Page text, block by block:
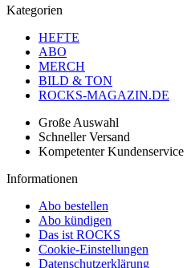
Kategorien
HEFTE
ABO
MERCH
BILD & TON
ROCKS-MAGAZIN.DE
Große Auswahl
Schneller Versand
Kompetenter Kundenservice
Informationen
Abo bestellen
Abo kündigen
Das ist ROCKS
Cookie-Einstellungen
Datenschutzerklärung